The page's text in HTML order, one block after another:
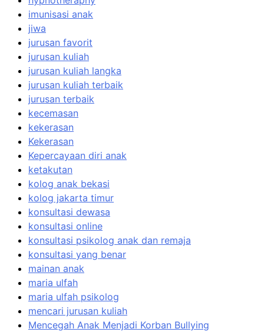
imunisasi anak
jiwa
jurusan favorit
jurusan kuliah
jurusan kuliah langka
jurusan kuliah terbaik
jurusan terbaik
kecemasan
kekerasan
Kekerasan
Kepercayaan diri anak
ketakutan
kolog anak bekasi
kolog jakarta timur
konsultasi dewasa
konsultasi online
konsultasi psikolog anak dan remaja
konsultasi yang benar
mainan anak
maria ulfah
maria ulfah psikolog
mencari jurusan kuliah
Mencegah Anak Menjadi Korban Bullying